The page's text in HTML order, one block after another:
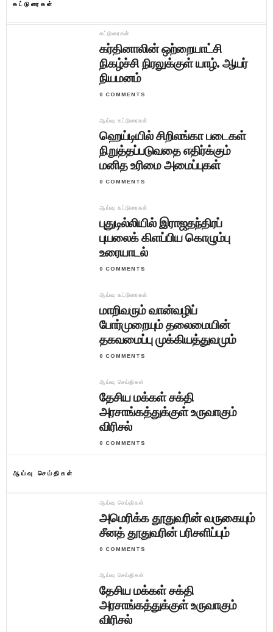
கட்டுரைகள்
கட்டுரைகள்
கர்தினாலின் ஒற்றையாட்சி
நிகழ்ச்சி நிரலுக்குள் யாழ். ஆயர்
நியமனம்
0 COMMENTS
ஆய்வு கட்டுரைகள்
ஹெய்டியில் சிறிலங்கா படைகள்
நிறுத்தப்படுவதை எதிர்க்கும்
மனித உரிமை அமைப்புகள்
0 COMMENTS
ஆய்வு கட்டுரைகள்
புதுடில்லியில் இராஜதந்திரப்
புயலைக் கிளப்பிய கொழும்பு
உரையாடல்
0 COMMENTS
ஆய்வு கட்டுரைகள்
மாறிவரும் வான்வழிப்
போர்முறையும் தலைமையின்
தகவமைப்பு முக்கியத்துவமும்
0 COMMENTS
ஆய்வு செய்திகள்
தேசிய மக்கள் சக்தி
அரசாங்கத்துக்குள் உருவாகும்
விரிசல்
0 COMMENTS
ஆய்வு செய்திகள்
ஆய்வு செய்திகள்
அமெரிக்க தூதுவரின் வருகையும்
சீனத் தூதுவரின் பரிசளிப்பும்
0 COMMENTS
ஆய்வு செய்திகள்
தேசிய மக்கள் சக்தி
அரசாங்கத்துக்குள் உருவாகும்
விரிசல்